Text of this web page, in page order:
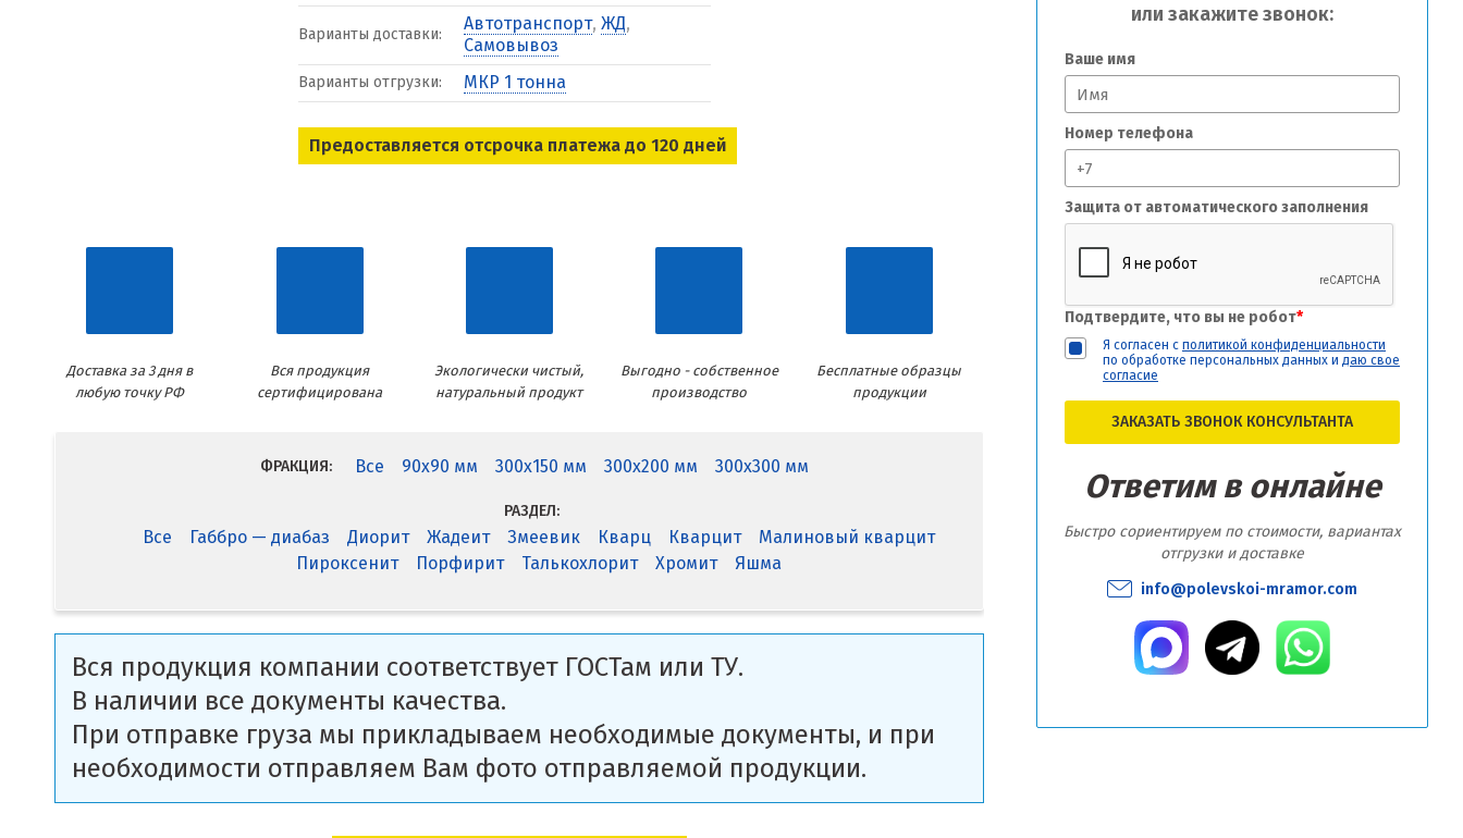
или закажите звонок:
Ваше имя
Номер телефона
Защита от автоматического заполнения
Подтвердите, что вы не робот*
Я согласен с политикой конфиденциальности
по обработке персональных данных и даю свое
согласие
ЗАКАЗАТЬ ЗВОНОК КОНСУЛЬТАНТА
Ответим в онлайне
Быстро сориентируем по стоимости, вариантах
отгрузки и доставке
info@polevskoi-mramor.com
Варианты доставки:
Автотранспорт, ЖД,
Самовывоз
Варианты отгрузки: МКР 1 тонна
Предоставляется отсрочка платежа до 120 дней
Доставка за 3 дня в
любую точку РФ
Вся продукция
сертифицирована
Экологически чистый,
натуральный продукт
Выгодно - собственное
производство
Бесплатные образцы
продукции
ФРАКЦИЯ: Все 90x90 мм 300x150 мм 300x200 мм 300x300 мм
РАЗДЕЛ:
Все Габбро — диабаз Диорит Жадеит Змеевик Кварц Кварцит
Малиновый кварцит
Пироксенит
Порфирит Талькохлорит Хромит Яшма
Вся продукция компании соответствует ГОСТам или ТУ.
В наличии все документы качества.
При отправке груза мы прикладываем необходимые документы, и при
необходимости отправляем Вам фото отправляемой продукции.